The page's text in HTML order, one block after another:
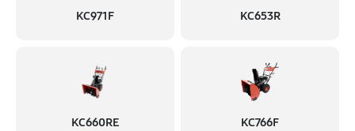
KC971F KC653R
KC660RE KC766F